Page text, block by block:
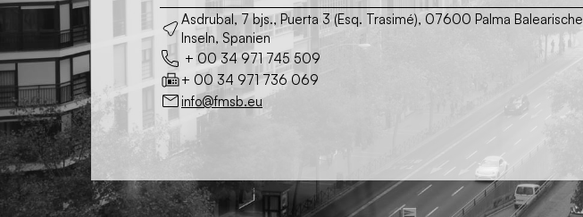
Asdrubal, 7 bjs., Puerta 3 (Esq. Trasimé), 07600 Palma Balearische
Inseln, Spanien
+ 00 34 971 745 509
+ 00 34 971 736 069
info@fmsb.eu